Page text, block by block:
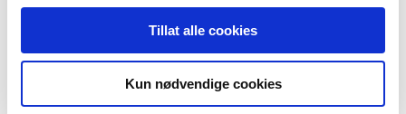
Tillat alle cookies
Kun nødvendige cookies
ANTALL
1.159,-